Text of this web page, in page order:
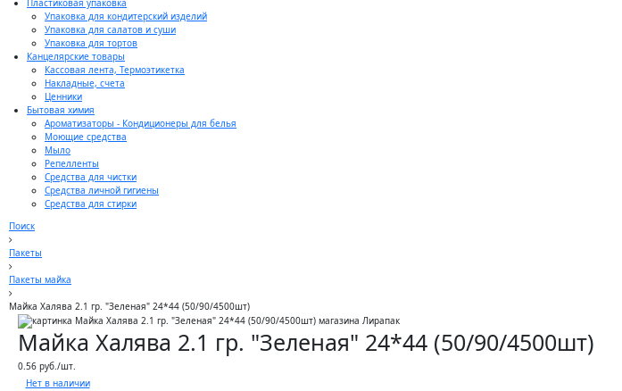
Пластиковая упаковка
Упаковка для кондитерский изделий
Упаковка для салатов и суши
Упаковка для тортов
Канцелярские товары
Кассовая лента, Термоэтикетка
Накладные, счета
Ценники
Бытовая химия
Ароматизаторы - Кондиционеры для белья
Моющие средства
Мыло
Репелленты
Средства для чистки
Средства личной гигиены
Средства для стирки
Поиск
Пакеты
Пакеты майка
Майка Халява 2.1 гр. "Зеленая" 24*44 (50/90/4500шт)
Майка Халява 2.1 гр. "Зеленая" 24*44 (50/90/4500шт)
0.56 руб./шт.
Нет в наличии